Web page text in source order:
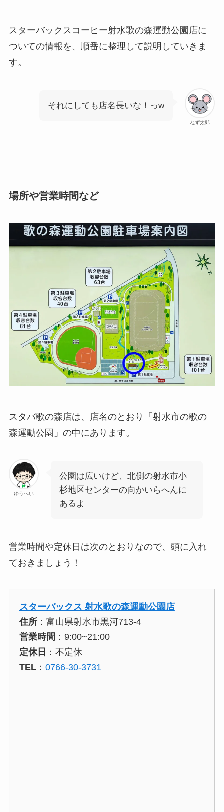
スターバックスコーヒー射水歌の森運動公園店に
ついての情報を、順番に整理して説明していきま
す。
ねず太郎
それにしても店名長いな！っw
場所や営業時間など
スタバ歌の森店は、店名のとおり「射水市の歌の
森運動公園」の中にあります。
ゆうへい
公園は広いけど、北側の射水市小
杉地区センターの向かいらへんに
あるよ
営業時間や定休日は次のとおりなので、頭に入れ
ておきましょう！
スターバックス 射水歌の森運動公園店
住所：富山県射水市黒河713-4
営業時間 ：9:00~21:00
定休日 ：不定休
TEL： 0766-30-3731